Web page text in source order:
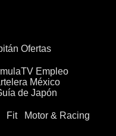
Ofertas
Empleo
México
de Japón
Fit
Motor & Racing